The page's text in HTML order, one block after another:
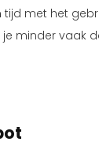
met het
minder vaak